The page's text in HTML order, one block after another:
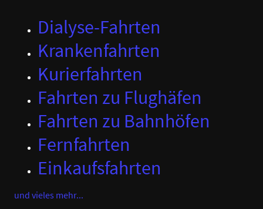
Dialyse-Fahrten
Krankenfahrten
Kurierfahrten
Fahrten zu Flughäfen
Fahrten zu Bahnhöfen
Fernfahrten
Einkaufsfahrten
und vieles mehr...